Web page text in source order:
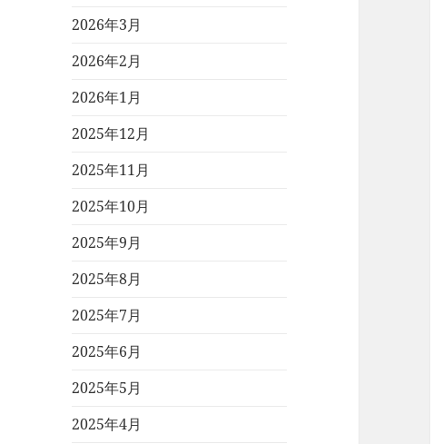
2026年3月
2026年2月
2026年1月
2025年12月
2025年11月
2025年10月
2025年9月
2025年8月
2025年7月
2025年6月
2025年5月
2025年4月